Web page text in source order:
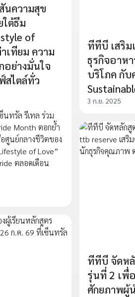
นความสุข
ใต้ธีม
of
เทียม ความ
อย่างมั่นใจ
สไตล์ทั่ว
นทรัล รีเทล ร่วม
Month ตอกย้ำ
ศูนย์กลางชีวิตของ
of Love”
ตลอดเดือน
ทีทีบี เสริม
ธุรกิจอาห
บริโภค กับ
3 ก.ย. 2025
ทีทีบี จัดห
รุ่นที่ 2 เพื่
ศักยภาพผู้